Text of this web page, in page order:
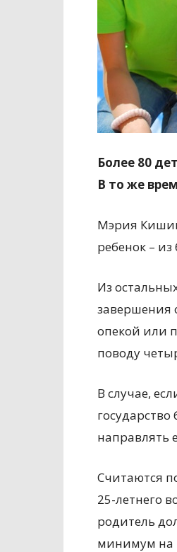
Более 80
В то же
Мэрия
ребенок –
Из
завершения
опекой или
поводу
В случае,
направлять
Считаются
25-летнего
родитель
минимум на